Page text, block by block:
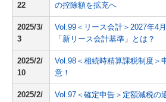
22
の控除額を拡充へ
2025/3/
3
Vol.99＜リース会計＞2027年4
「新リース会計基準」とは？
2025/2/
10
Vol.98＜相続時精算課税制度＞
意！
2025/2/ Vol.97＜確定申告＞定額減税の